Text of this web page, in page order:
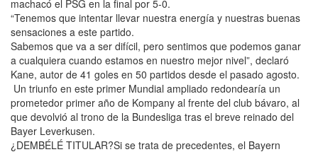
machacó el PSG en la final por 5-0.
“Tenemos que intentar llevar nuestra energía y nuestras buenas
sensaciones a este partido.
Sabemos que va a ser difícil, pero sentimos que podemos ganar
a cualquiera cuando estamos en nuestro mejor nivel”, declaró
Kane, autor de 41 goles en 50 partidos desde el pasado agosto.
Un triunfo en este primer Mundial ampliado redondearía un
prometedor primer año de Kompany al frente del club bávaro, al
que devolvió al trono de la Bundesliga tras el breve reinado del
Bayer Leverkusen.
¿DEMBÉLÉ TITULAR?Si se trata de precedentes, el Bayern